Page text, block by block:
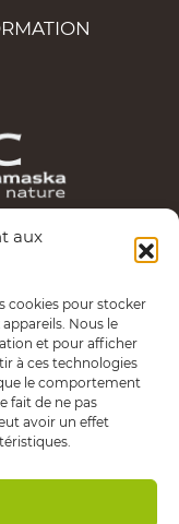
aux
cookies pour stocker
Nous le
et pour afficher
à ces technologies
le comportement
fait de ne pas
avoir un effet
Yamaska sont